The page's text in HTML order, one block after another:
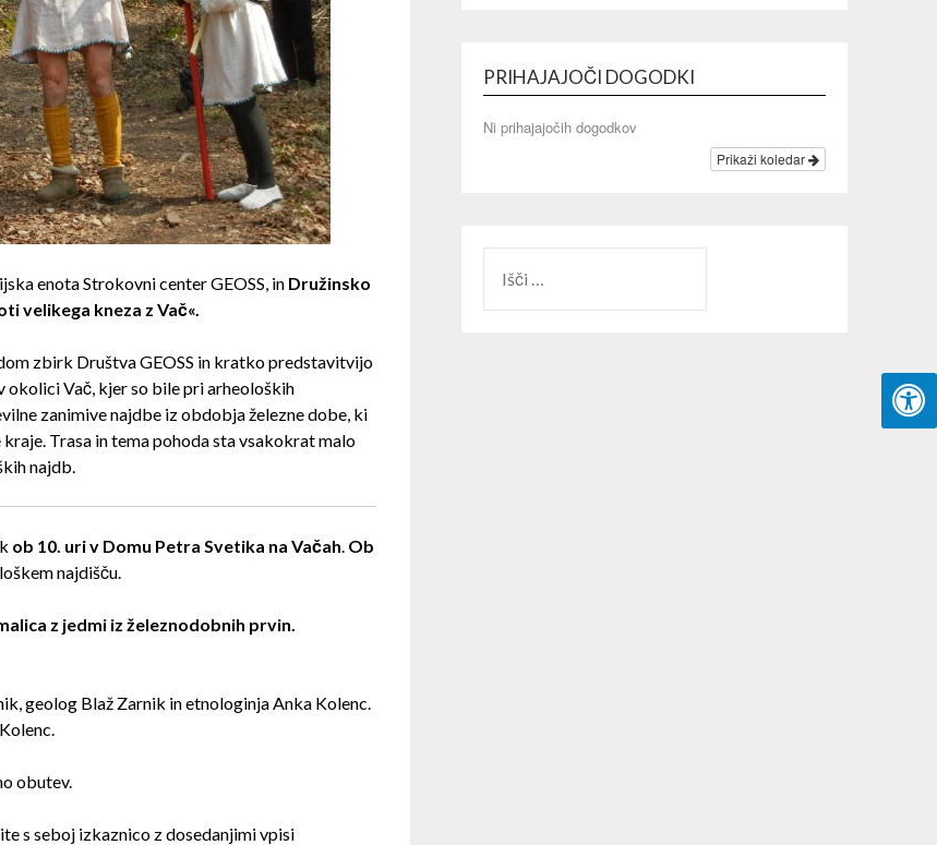
enota Strokovni center GEOSS, in Družinsko
velikega kneza z Vač«.
zbirk Društva GEOSS in kratko predstavitvijo
okolici Vač, kjer so bile pri arheoloških
zanimive najdbe iz obdobja železne dobe, ki
Trasa in tema pohoda sta vsakokrat malo
najdb.
ob 10. uri v Domu Petra Svetika na Vačah. Ob
najdišču.
z jedmi iz železnodobnih prvin.
geolog Blaž Zarnik in etnologinja Anka Kolenc.
obutev.
s seboj izkaznico z dosedanjimi vpisi
PRIHAJAJOČI DOGODKI
Ni prihajajočih dogodkov
Prikaži koledar